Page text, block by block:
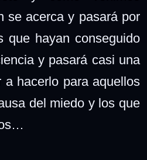
se acerca y pasará por
que hayan conseguido
y pasará casi una
a hacerlo para aquellos
del miedo y los que